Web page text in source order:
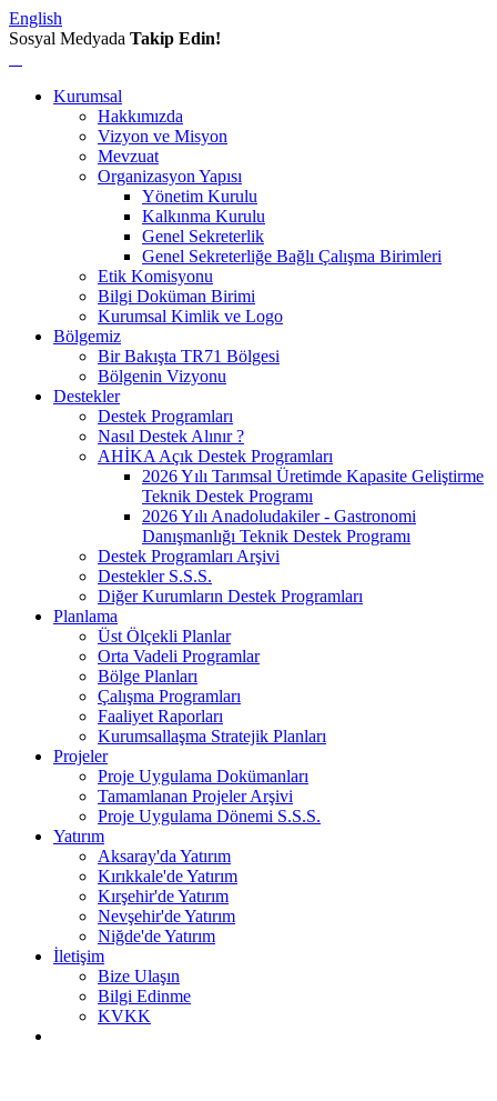
English
Sosyal Medyada Takip Edin!
Kurumsal
Hakkımızda
Vizyon ve Misyon
Mevzuat
Organizasyon Yapısı
Yönetim Kurulu
Kalkınma Kurulu
Genel Sekreterlik
Genel Sekreterliğe Bağlı Çalışma Birimleri
Etik Komisyonu
Bilgi Doküman Birimi
Kurumsal Kimlik ve Logo
Bölgemiz
Bir Bakışta TR71 Bölgesi
Bölgenin Vizyonu
Destekler
Destek Programları
Nasıl Destek Alınır ?
AHİKA Açık Destek Programları
2026 Yılı Tarımsal Üretimde Kapasite Geliştirme
Teknik Destek Programı
2026 Yılı Anadoludakiler - Gastronomi
Danışmanlığı Teknik Destek Programı
Destek Programları Arşivi
Destekler S.S.S.
Diğer Kurumların Destek Programları
Planlama
Üst Ölçekli Planlar
Orta Vadeli Programlar
Bölge Planları
Çalışma Programları
Faaliyet Raporları
Kurumsallaşma Stratejik Planları
Projeler
Proje Uygulama Dokümanları
Tamamlanan Projeler Arşivi
Proje Uygulama Dönemi S.S.S.
Yatırım
Aksaray'da Yatırım
Kırıkkale'de Yatırım
Kırşehir'de Yatırım
Nevşehir'de Yatırım
Niğde'de Yatırım
İletişim
Bize Ulaşın
Bilgi Edinme
KVKK